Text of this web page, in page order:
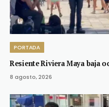
PORTADA
Resiente Riviera Maya baja
8 agosto, 2026